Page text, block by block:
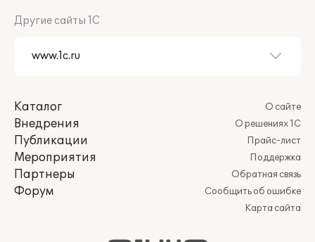
Другие сайты 1С
Каталог
Внедрения
Публикации
Мероприятия
Партнеры
Форум
О сайте
О решениях 1С
Прайс-лист
Поддержка
Обратная связь
Сообщить об ошибке
Карта сайта